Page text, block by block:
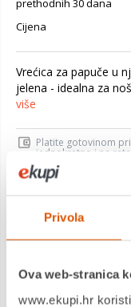
Privola
Ova web-stranica
www.ekupi.hr
prethodnih 30 dana
Cijena
Vrećica za papuče u
jelena - idealna za
više
Platite gotovinom
jednokratno i na rate
Povrat robe moguć